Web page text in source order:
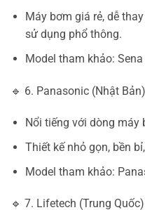
Máy bơm giá rẻ, dễ
sử dụng phổ thông.
Model tham khảo: Sena
🔹 6. Panasonic (Nhật Bản)
Nổi tiếng với dòng máy
Thiết kế nhỏ gọn, bền
Model tham khảo:
🔹 7. Lifetech (Trung Quốc)